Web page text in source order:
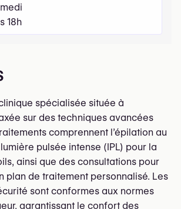
18h
spécialisée située à
sur des techniques avancées
comprennent l’épilation au
pulsée intense (IPL) pour la
ainsi que des consultations pour
plan de traitement personnalisé. Les
sont conformes aux normes
garantissant le confort des